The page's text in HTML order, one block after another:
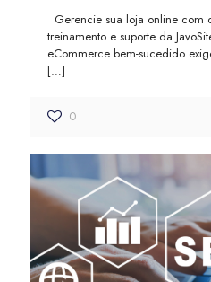
Gerencie sua loja online com
treinamento e suporte da
eCommerce bem-sucedido
[…]
0